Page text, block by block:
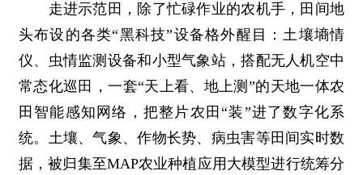
走进示范田，除了忙碌作业的农机手，田间地
头布设的各类“黑科技”设备格外醒目：土壤墒情
仪、虫情监测设备和小型气象站，搭配无人机空中
常态化巡田，一套“天上看、地上测”的天地一体农
田智能感知网络，把整片农田“装”进了数字化系
统。土壤、气象、作物长势、病虫害等田间实时数
据，被归集至MAP农业种植应用大模型进行统筹分